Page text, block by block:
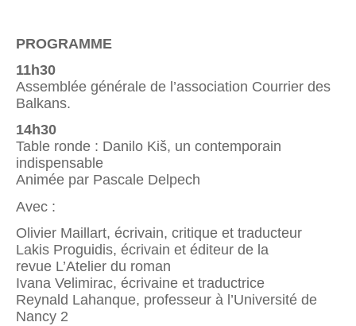
PROGRAMME
11h30
Assemblée générale de l’association Courrier des
Balkans.
14h30
Table ronde : Danilo Kiš, un contemporain
indispensable
Animée par Pascale Delpech
Avec :
Olivier Maillart, écrivain, critique et traducteur
Lakis Proguidis, écrivain et éditeur de la
revue L’Atelier du roman
Ivana Velimirac, écrivaine et traductrice
Reynald Lahanque, professeur à l’Université de
Nancy 2